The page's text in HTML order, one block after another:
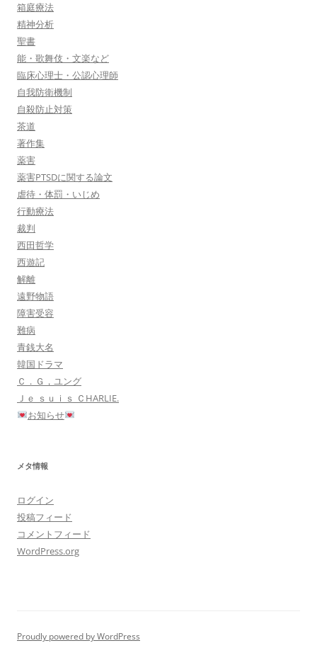
箱庭療法
精神分析
聖書
能・歌舞伎・文楽など
臨床心理士・公認心理師
自我防衛機制
自殺防止対策
茶道
著作集
薬害
薬害PTSDに関する論文
虐待・体罰・いじめ
行動療法
裁判
西田哲学
西遊記
解離
遠野物語
障害受容
難病
青銭大名
韓国ドラマ
Ｃ．Ｇ，ユング
Ｊｅ ｓｕｉｓ ＣHARLIE.
お知らせ
メタ情報
ログイン
投稿フィード
コメントフィード
WordPress.org
Proudly powered by WordPress